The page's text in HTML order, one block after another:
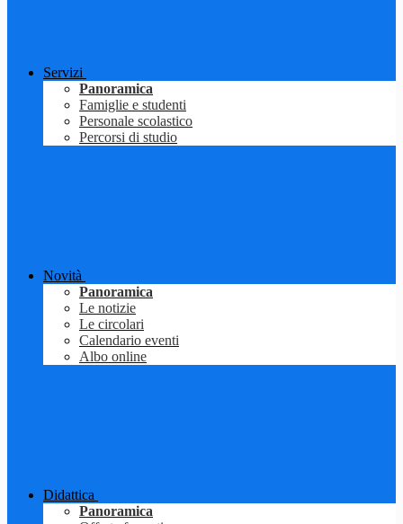
Servizi
Panoramica
Famiglie e studenti
Personale scolastico
Percorsi di studio
Novità
Panoramica
Le notizie
Le circolari
Calendario eventi
Albo online
Didattica
Panoramica